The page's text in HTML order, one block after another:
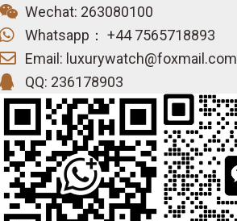
Wechat: 263080100
Whatsapp： +44 7565718893
Email: luxurywatch@foxmail.com
QQ: 236178903